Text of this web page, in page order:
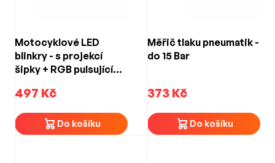
Motocyklové LED
blinkry - s projekcí
šipky + RGB pulsující
mm)
497 Kč
Do košíku
Měřič tlaku pneumatik -
do 15 Bar
373 Kč
Do košíku